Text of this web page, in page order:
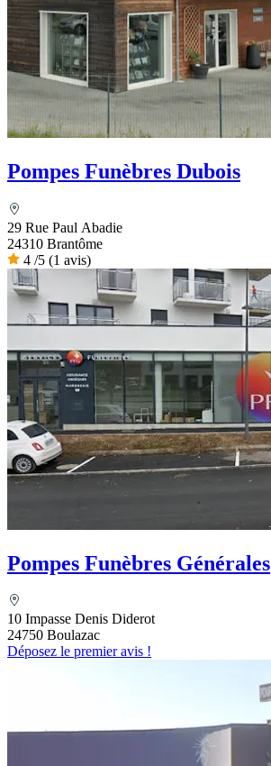
Pompes Funèbres Dubois
29 Rue Paul Abadie
24310 Brantôme
4 /5 (1 avis)
Pompes Funèbres Générales
10 Impasse Denis Diderot
24750 Boulazac
Déposez le premier avis !